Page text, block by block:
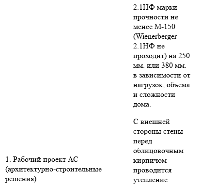
1. Рабочий проект АС
(архитектурно-строительные
решения)
2.1НФ марки
прочности не
менее М-150
(Wienerberger
2.1НФ не
проходит) на 250
мм. или 380 мм.
в зависимости от
нагрузок, объема
и сложности
дома.
С внешней
стороны стены
перед
облицовочным
кирпичом
проводится
утепление